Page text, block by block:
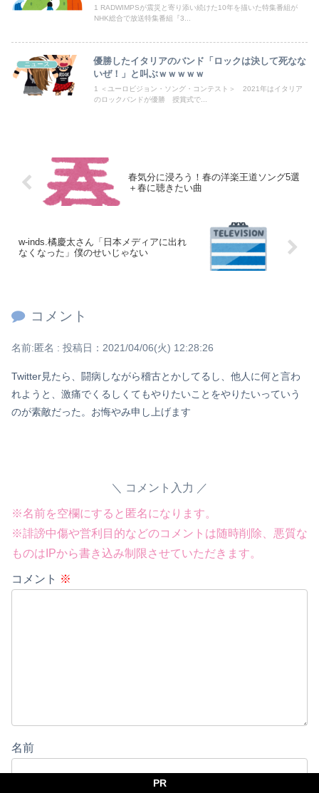
「感動のフィナーレだ」と某野党が達成した偉業に称賛の声が殺到、なんかヒーロー番組の最終回を見ているような気分に……
旅行先で綺麗なガラス工房の灰皿を愛煙家の父のお土産にしたんだけどダイソーでそっくりな商品を見つけた
1 RADWIMPSが震災と寄り添い続けた10年を描いた特集番組が
NHK総合で放送特集番組『3...
ニュース
優勝したイタリアのバンド「ロックは決して死なな
いぜ！」と叫ぶｗｗｗｗｗ
1 ＜ユーロビジョン・ソング・コンテスト＞ 2021年はイタリア
のロックバンドが優勝 授賞式で...
春気分に浸ろう！春の洋楽王道ソング5選
＋春に聴きたい曲
w-inds.橘慶太さん「日本メディアに出れ
なくなった」僕のせいじゃない
コメント
名前:匿名 : 投稿日：2021/04/06(火) 12:28:26
Twitter見たら、闘病しながら稽古とかしてるし、他人に何と言わ
れようと、激痛でくるしくてもやりたいことをやりたいっていう
のが素敵だった。お悔やみ申し上げます
コメント入力
※名前を空欄にすると匿名になります。
※誹謗中傷や営利目的などのコメントは随時削除、悪質な
ものはIPから書き込み制限させていただきます。
コメント ※
名前
PR